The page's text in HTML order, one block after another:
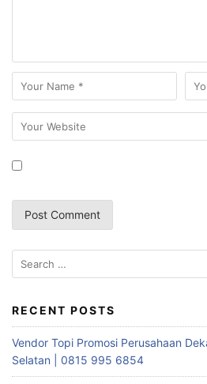
Search
for:
RECENT POSTS
Vendor Topi Promosi Perusahaan
Selatan | 0815 995 6854